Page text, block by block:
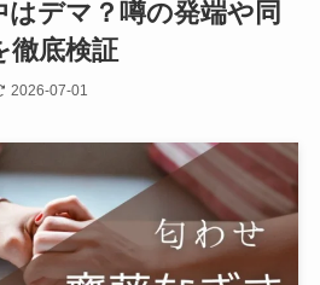
はデマ？噂の発端や同
徹底検証
2026-07-01